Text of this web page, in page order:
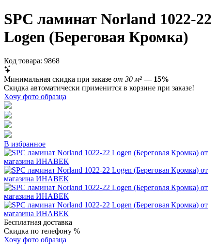
SPC ламинат Norland 1022-22
Logen (Береговая Кромка)
Код товара: 9868
Минимальная скидка при заказе от 30 м² — 15%
Скидка автоматически применится в корзине при заказе!
Хочу фото образца
В избранное
Бесплатная доставка
Скидка по телефону %
Хочу фото образца